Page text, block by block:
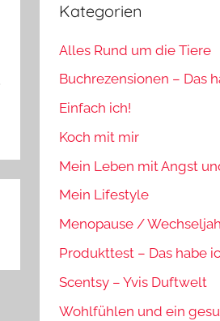
Kategorien
Alles Rund um die Tiere
Buchrezensionen – Das
Einfach ich!
Koch mit mir
Mein Leben mit Angst
Mein Lifestyle
Menopause /
Produkttest – Das habe
Scentsy – Yvis Duftwelt
Wohlfühlen und ein